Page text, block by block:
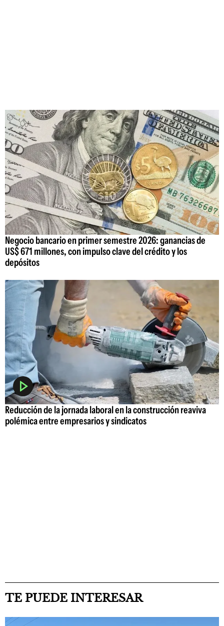
Negocio bancario en primer semestre 2026: ganancias de
US$ 671 millones, con impulso clave del crédito y los
depósitos
Reducción de la jornada laboral en la construcción reaviva
polémica entre empresarios y sindicatos
TE PUEDE INTERESAR